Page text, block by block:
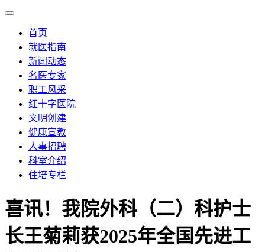
首页
就医指南
新闻动态
名医专家
职工风采
红十字医院
文明创建
健康宣教
人事招聘
科室介绍
住培专栏
喜讯！我院外科（二）科护士
长王菊莉获2025年全国先进工